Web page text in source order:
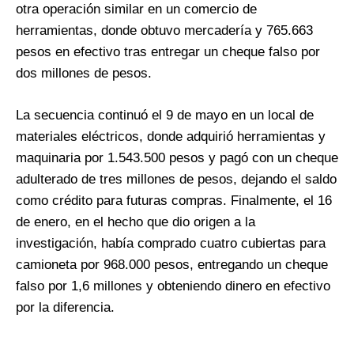
otra operación similar en un comercio de
herramientas, donde obtuvo mercadería y 765.663
pesos en efectivo tras entregar un cheque falso por
dos millones de pesos.
La secuencia continuó el 9 de mayo en un local de
materiales eléctricos, donde adquirió herramientas y
maquinaria por 1.543.500 pesos y pagó con un cheque
adulterado de tres millones de pesos, dejando el saldo
como crédito para futuras compras. Finalmente, el 16
de enero, en el hecho que dio origen a la
investigación, había comprado cuatro cubiertas para
camioneta por 968.000 pesos, entregando un cheque
falso por 1,6 millones y obteniendo dinero en efectivo
por la diferencia.